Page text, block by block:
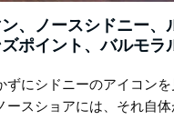
、ノースシドニー、
ポイント、バルモラ
ずにシドニーのアイコンを
ースショアには、それ自